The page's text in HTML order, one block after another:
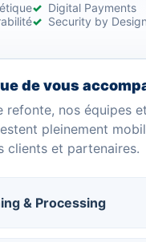
Digital Payments
Security by Design
de vous
refonte, nos équipes
pleinement
clients et partenaires.
& Processing